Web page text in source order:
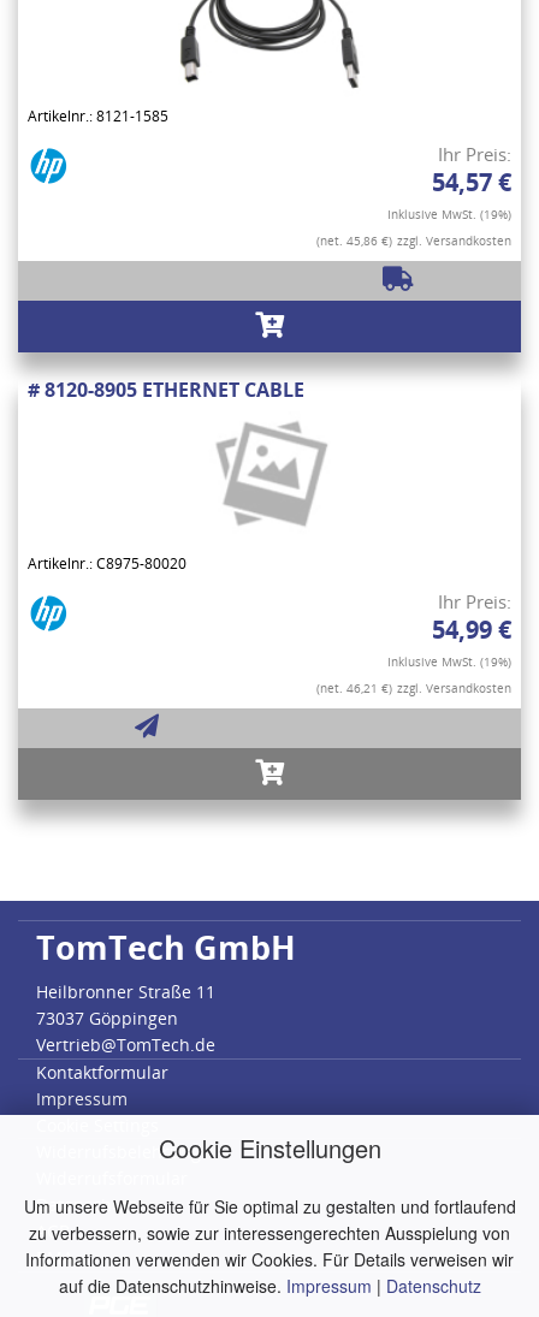
Cookie Einstellungen
Um unsere Webseite für Sie optimal zu gestalten und fortlaufend
zu verbessern, sowie zur interessengerechten Ausspielung von
Informationen verwenden wir Cookies. Für Details verweisen wir
auf die Datenschutzhinweise. Impressum | Datenschutz
Artikelnr.: 8121-1585
Ihr Preis:
54,57 €
Inklusive MwSt. (19%)
(net. 45,86 €) zzgl. Versandkosten
# 8120-8905 ETHERNET CABLE
Artikelnr.: C8975-80020
Ihr Preis:
54,99 €
Inklusive MwSt. (19%)
(net. 46,21 €) zzgl. Versandkosten
TomTech GmbH
Heilbronner Straße 11
73037 Göppingen
Vertrieb@TomTech.de
Kontaktformular
Impressum
Widerrufsbelehrung
Datenschutz
AGB
RMA